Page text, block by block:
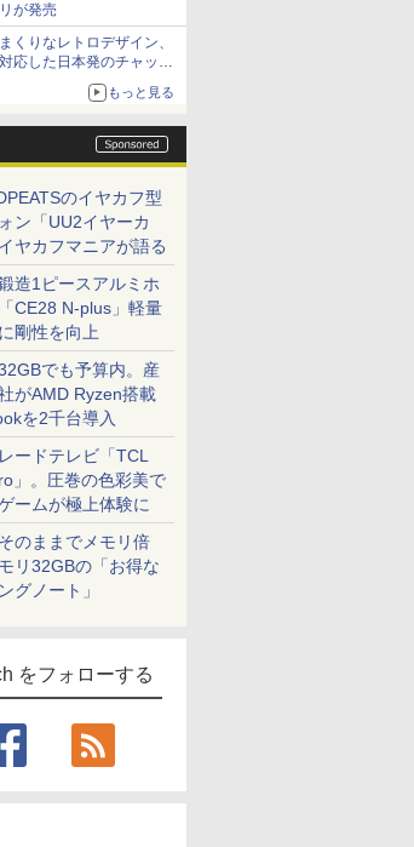
リが発売
くりなレトロデザイン、
応した日本発のチャット
もっと見る
のイヤカフ型
ン「UU2イヤーカ
ヤカフマニアが語る
造1ピースアルミホ
CE28 N-plus」軽量
剛性を向上
でも予算内。産
がAMD Ryzen搭載
を2千台導入
ードテレビ「TCL
」。圧巻の色彩美で
ームが極上体験に
のままでメモリ倍
リ32GBの「お得な
グノート」
をフォローする